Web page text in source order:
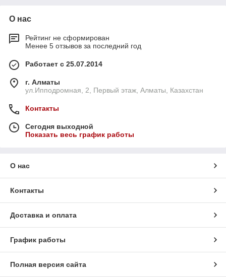
О нас
Рейтинг не сформирован
Менее 5 отзывов за последний год
Работает с 25.07.2014
г. Алматы
ул.Ипподромная, 2, Первый этаж, Алматы, Казахстан
Контакты
Сегодня выходной
Показать весь график работы
О нас
Контакты
Доставка и оплата
График работы
Полная версия сайта